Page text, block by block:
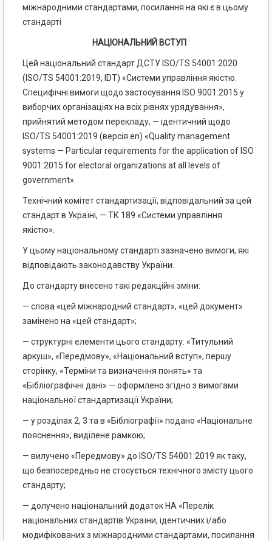
міжнародними стандартами, посилання на які є в цьому
стандарті
НАЦІОНАЛЬНИЙ ВСТУП
Цей національний стандарт ДСТУ ISO/TS 54001:2020
(ISO/TS 54001:2019, IDT) «Системи управління якістю.
Специфічні вимоги щодо застосування ISO 9001:2015 у
виборчих організаціях на всіх рівнях урядування»,
прийнятий методом перекладу, — ідентичний щодо
ISO/TS 54001:2019 (версія еn) «Quality management
systems — Particular requirements for the application of ISO
9001:2015 for electoral organizations at all levels of
government».
Технічний комітет стандартизації, відповідальний за цей
стандарт в Україні, — ТК 189 «Системи управління
якістю».
У цьому національному стандарті зазначено вимоги, які
відповідають законодавству України.
До стандарту внесено такі редакційні зміни:
— слова «цей міжнародний стандарт», «цей документ»
замінено на «цей стандарт»;
— структурні елементи цього стандарту: «Титульний
аркуш», «Передмову», «Національний вступ», першу
сторінку, «Терміни та визначення понять» та
«Бібліографічні дані» — оформлено згідно з вимогами
національної стандартизації України;
— у розділах 2, 3 та в «Бібліографії» подано «Національне
пояснення», виділене рамкою;
— вилучено «Передмову» до ISO/TS 54001:2019 як таку,
що безпосередньо не стосується технічного змісту цього
стандарту;
— долучено національний додаток НА «Перелік
національних стандартів України, ідентичних і/або
модифікованих з міжнародними стандартами, посилання